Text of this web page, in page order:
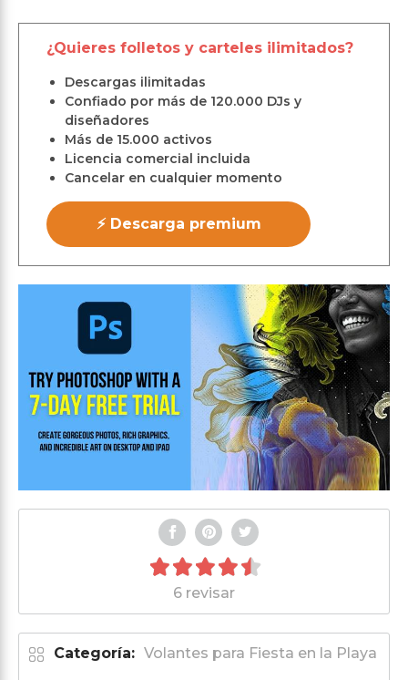
¿Quieres folletos y carteles ilimitados?
Descargas ilimitadas
Confiado por más de 120.000 DJs y
diseñadores
Más de 15.000 activos
Licencia comercial incluida
Cancelar en cualquier momento
⚡ Descarga premium
6 revisar
Categoría: Volantes para Fiesta en la Playa